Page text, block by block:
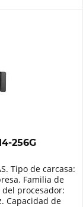
256G
Tipo de carcasa:
Familia de
procesador:
Capacidad de